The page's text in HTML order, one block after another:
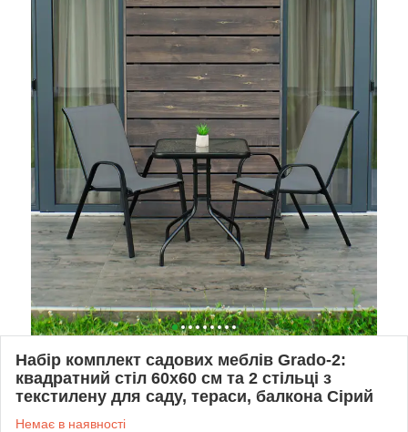
Набір комплект садових меблів Grado-2:
квадратний стіл 60x60 см та 2 стільці з
текстилену для саду, тераси, балкона Сірий
Немає в наявності